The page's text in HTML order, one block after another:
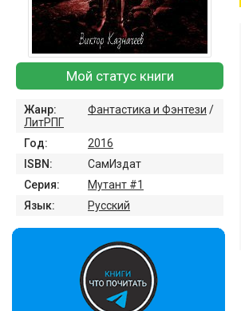
Мой статус книги
Жанр: Фантастика и Фэнтези /
ЛитРПГ
Год:
2016
ISBN:
СамИздат
Серия:
Мутант #1
Язык:
Русский